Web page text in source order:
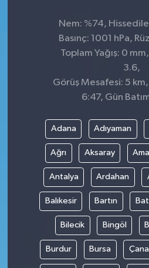
Nem: %74,
Basınç: 1001 hPa,
Toplam Yağış: 0
3.6,
Görüş Mesafesi: 5
6:47, Gün
Adana Adıyaman
Ağrı Aksaray
Antalya Ardahan
Balıkesir Bartın
Bilecik Bingöl
Burdur Bursa